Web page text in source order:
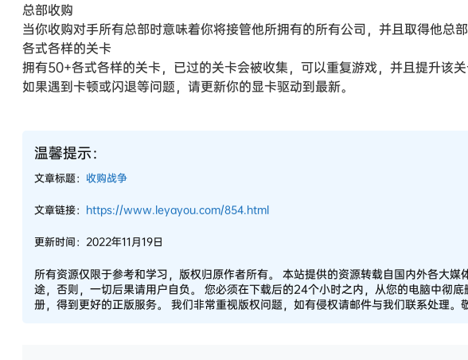
总部收购
当你收购对手所有总部时意味着你将接管他所拥有的所有公司，并且取得他总
各式各样的关卡
拥有50+各式各样的关卡，已过的关卡会被收集，可以重复游戏，并且提升该
如果遇到卡顿或闪退等问题，请更新你的显卡驱动到最新。
温馨提示：
文章标题： 收购战争
文章链接： https://www.leyayou.com/854.html
更新时间：2022年11月19日
所有资源仅限于参考和学习，版权归原作者所有。 本站提供的资源转载自国内外各大
途，否则，一切后果请用户自负。 您必须在下载后的24个小时之内，从您的电脑中彻
册，得到更好的正版服务。 我们非常重视版权问题，如有侵权请邮件与我们联系处理。